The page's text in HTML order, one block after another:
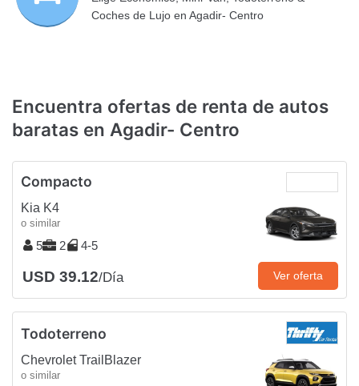
Coches de Lujo en Agadir- Centro
Encuentra ofertas de renta de autos
baratas en Agadir- Centro
Compacto
Kia K4
o similar
5 2 4-5
USD 39.12/Día Ver oferta
Todoterreno
Chevrolet TrailBlazer
o similar